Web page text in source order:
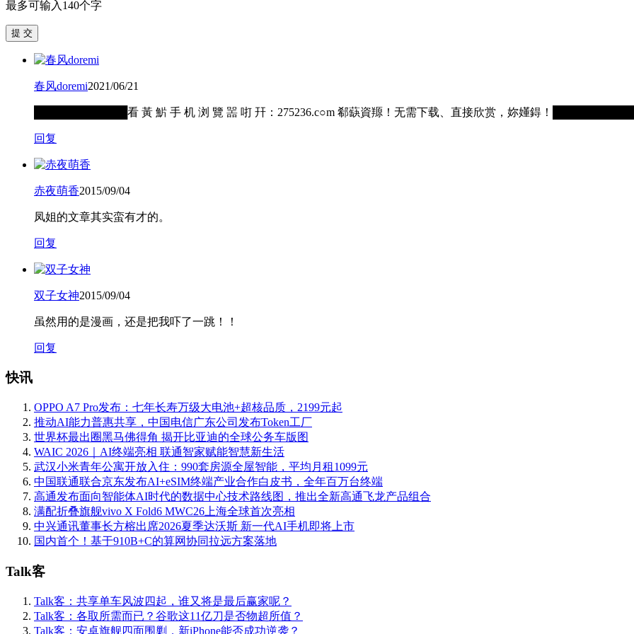
最多可输入140个字
提 交
春风doremi2021/06/21
████████████看 黃 魸 手 机 浏 覽 噐 咑 幵：275236.c○m 郗蒛資羱！无需下载、直接欣赏，妳嬞鍀！
回复
赤夜萌香2015/09/04
凤姐的文章其实蛮有才的。
回复
双子女神2015/09/04
虽然用的是漫画，还是把我吓了一跳！！
回复
快讯
OPPO A7 Pro发布：七年长寿万级大电池+超核品质，2199元起
推动AI能力普惠共享，中国电信广东公司发布Token工厂
世界杯最出圈黑马佛得角 揭开比亚迪的全球公务车版图
WAIC 2026｜AI终端亮相 联通智家赋能智慧新生活
武汉小米青年公寓开放入住：990套房源全屋智能，平均月租1099元
中国联通联合京东发布AI+eSIM终端产业合作白皮书，全年百万台终端
高通发布面向智能体AI时代的数据中心技术路线图，推出全新高通飞龙产品组合
满配折叠旗舰vivo X Fold6 MWC26上海全球首次亮相
中兴通讯董事长方榕出席2026夏季达沃斯 新一代AI手机即将上市
国内首个！基于910B+C的算网协同拉远方案落地
Talk客
Talk客：共享单车风波四起，谁又将是最后赢家呢？
Talk客：各取所需而已？谷歌这11亿刀是否物超所值？
Talk客：安卓旗舰四面围剿，新iPhone能否成功逆袭？